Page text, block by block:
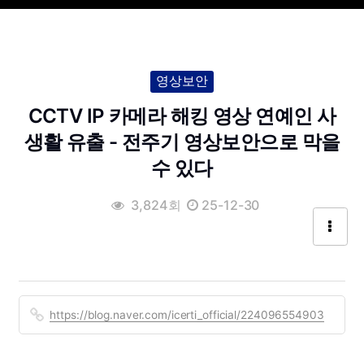
영상보안
CCTV IP 카메라 해킹 영상 연예인 사
생활 유출 - 전주기 영상보안으로 막을
수 있다
3,824회 25-12-30
https://blog.naver.com/icerti_official/224096554903